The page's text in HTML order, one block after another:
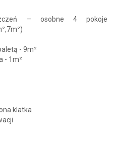
– osobne 4 pokoje
- 9m²
- 1m²
klatka